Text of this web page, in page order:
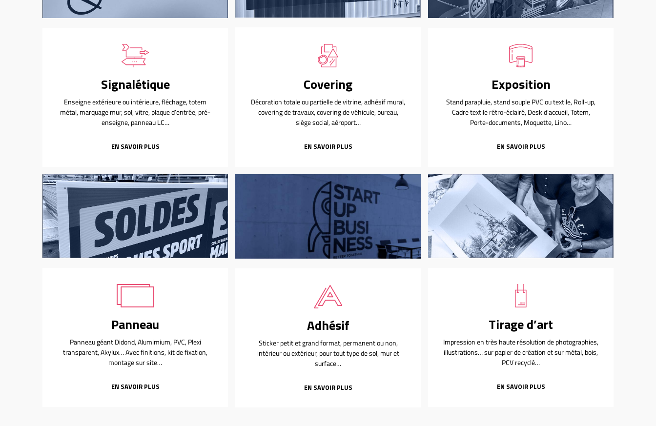
Signalétique
Enseigne extérieure ou intérieure, fléchage, totem
métal, marquage mur, sol, vitre, plaque d’entrée, pré-
enseigne, panneau LC…
EN SAVOIR PLUS
Covering
Décoration totale ou partielle de vitrine, adhésif mural,
covering de travaux, covering de véhicule, bureau,
siège social, aéroport…
EN SAVOIR PLUS
Exposition
Stand parapluie, stand souple PVC ou textile, Roll-up,
Cadre textile rétro-éclairé, Desk d’accueil, Totem,
Porte-documents, Moquette, Lino…
EN SAVOIR PLUS
Panneau
Panneau géant Didond, Alumimium, PVC, Plexi
transparent, Akylux… Avec finitions, kit de fixation,
montage sur site…
EN SAVOIR PLUS
Adhésif
Sticker petit et grand format, permanent ou non,
intérieur ou extérieur, pour tout type de sol, mur et
surface…
EN SAVOIR PLUS
Tirage d’art
Impression en très haute résolution de photographies,
illustrations… sur papier de création et sur métal, bois,
PCV recyclé…
EN SAVOIR PLUS